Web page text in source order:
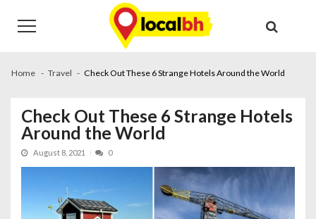
navigation
content
Home Travel Check Out These 6 Strange Hotels Around the World
Check Out These 6 Strange Hotels
Around the World
August 8, 2021 0